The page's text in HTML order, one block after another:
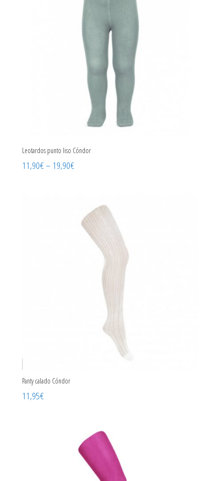
Leotardos punto liso Cóndor
11,90€– 19,90€
Panty calado Cóndor
11,95€